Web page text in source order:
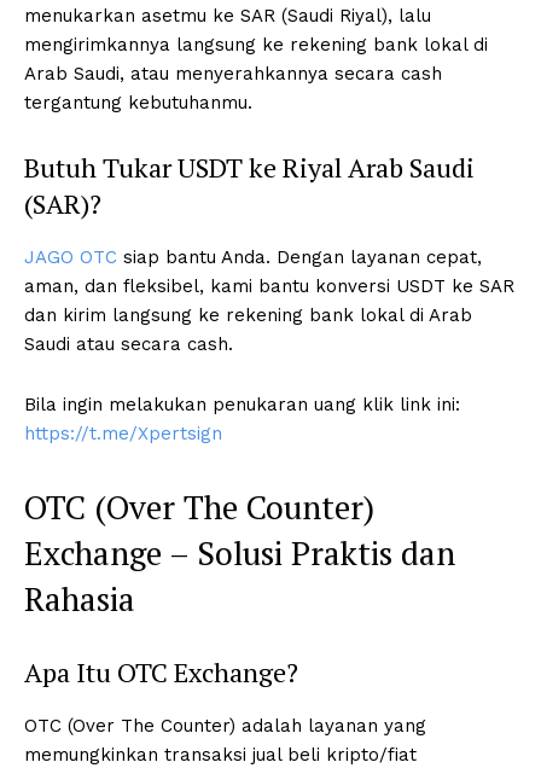
menukarkan asetmu ke SAR (Saudi Riyal), lalu
mengirimkannya langsung ke rekening bank lokal di
Arab Saudi, atau menyerahkannya secara cash
tergantung kebutuhanmu.
Butuh Tukar USDT ke Riyal Arab Saudi
(SAR)?
JAGO OTC siap bantu Anda. Dengan layanan cepat,
aman, dan fleksibel, kami bantu konversi USDT ke SAR
dan kirim langsung ke rekening bank lokal di Arab
Saudi atau secara cash.
Bila ingin melakukan penukaran uang klik link ini:
https://t.me/Xpertsign
OTC (Over The Counter)
Exchange – Solusi Praktis dan
Rahasia
Apa Itu OTC Exchange?
OTC (Over The Counter) adalah layanan yang
memungkinkan transaksi jual beli kripto/fiat